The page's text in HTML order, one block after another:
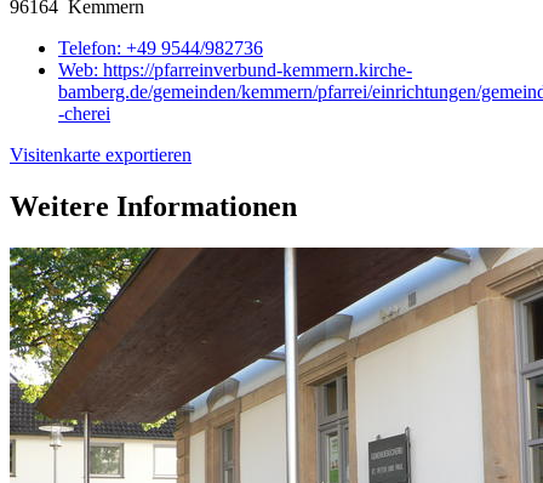
96164 Kemmern
Telefon: +49 9544/982736
Web: https://pfarreinverbund-kemmern.kirche-
bamberg.de/gemeinden/kemmern/pfarrei/einrichtungen/
-cherei
Visitenkarte exportieren
Weitere Informationen